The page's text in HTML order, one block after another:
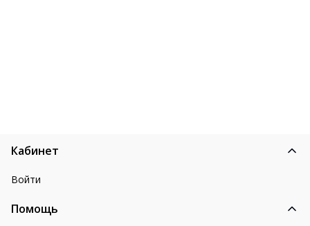
Кабинет
Войти
Помощь